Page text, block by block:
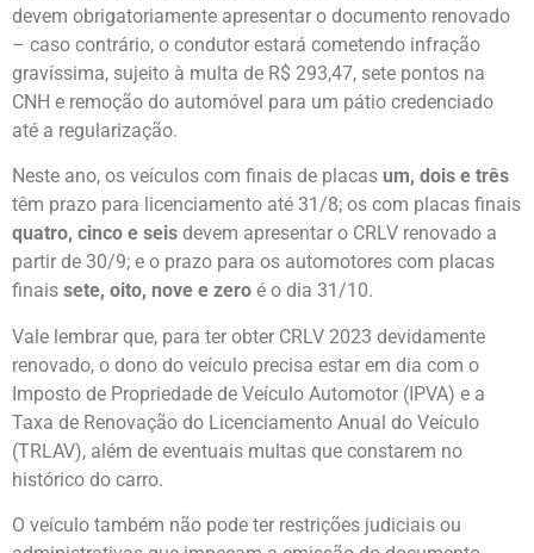
devem obrigatoriamente apresentar o documento renovado
– caso contrário, o condutor estará cometendo infração
gravíssima, sujeito à multa de R$ 293,47, sete pontos na
CNH e remoção do automóvel para um pátio credenciado
até a regularização.
Neste ano, os veículos com finais de placas um, dois e três
têm prazo para licenciamento até 31/8; os com placas finais
quatro, cinco e seis devem apresentar o CRLV renovado a
partir de 30/9; e o prazo para os automotores com placas
finais sete, oito, nove e zero é o dia 31/10.
Vale lembrar que, para ter obter CRLV 2023 devidamente
renovado, o dono do veículo precisa estar em dia com o
Imposto de Propriedade de Veículo Automotor (IPVA) e a
Taxa de Renovação do Licenciamento Anual do Veículo
(TRLAV), além de eventuais multas que constarem no
histórico do carro.
O veículo também não pode ter restrições judiciais ou